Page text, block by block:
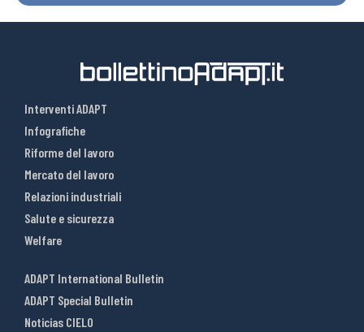
Interventi ADAPT
Infografiche
Riforme del lavoro
Mercato del lavoro
Relazioni industriali
Salute e sicurezza
Welfare
ADAPT International Bulletin
ADAPT Special Bulletin
Noticias CIELO